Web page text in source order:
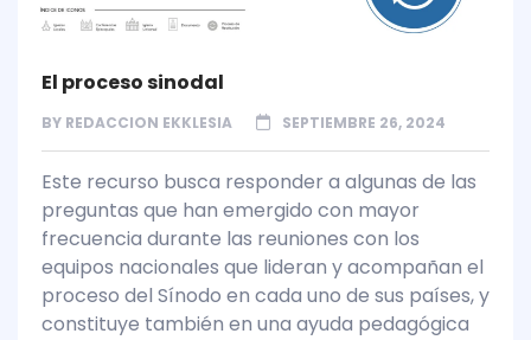
El proceso sinodal
BY REDACCION EKKLESIA SEPTIEMBRE 26, 2024
Este recurso busca responder a algunas de las
preguntas que han emergido con mayor
frecuencia durante las reuniones con los
equipos nacionales que lideran y acompañan el
proceso del Sínodo en cada uno de sus países, y
constituye también en una ayuda pedagógica